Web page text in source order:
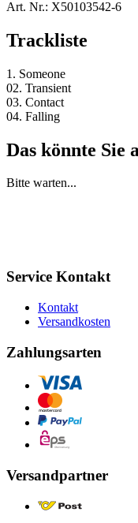
Art. Nr.: X50103542-6
Trackliste
1. Someone
02. Transient
03. Contact
04. Falling
Das könnte Sie
Bitte warten...
Service Kontakt
Kontakt
Versandkosten
Zahlungsarten
Versandpartner